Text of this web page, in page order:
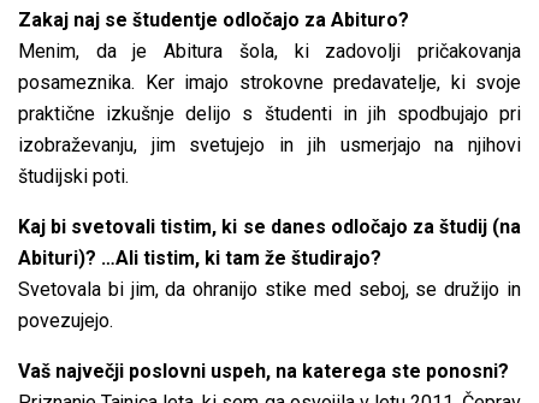
Zakaj naj se študentje odločajo za Abituro?
Menim, da je Abitura šola, ki zadovolji pričakovanja
posameznika. Ker imajo strokovne predavatelje, ki svoje
praktične izkušnje delijo s študenti in jih spodbujajo pri
izobraževanju, jim svetujejo in jih usmerjajo na njihovi
študijski poti.
Kaj bi svetovali tistim, ki se danes odločajo za študij (na
Abituri)? …Ali tistim, ki tam že študirajo?
Svetovala bi jim, da ohranijo stike med seboj, se družijo in
povezujejo.
Vaš največji poslovni uspeh, na katerega ste ponosni?